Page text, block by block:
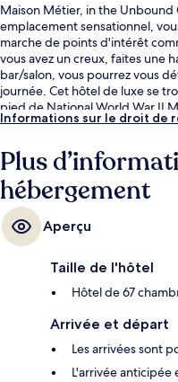
Maison Métier, in the
emplacement sensationnel,
marche de points d'intérêt
vous avez un creux, faites une
bar/salon, vous pourrez vous
journée. Cet hôtel de luxe se
pied de National World War II
Casino. Les autres voyageurs
publics. Là, Arrêt Saint Charles
Carondelet at Girod vous
Informations sur le droit de
Plus
hébergement
Aperçu
Taille de l'hôtel
Hôtel de 67
Arrivée et départ
Les arrivées sont
L'arrivée anticipée